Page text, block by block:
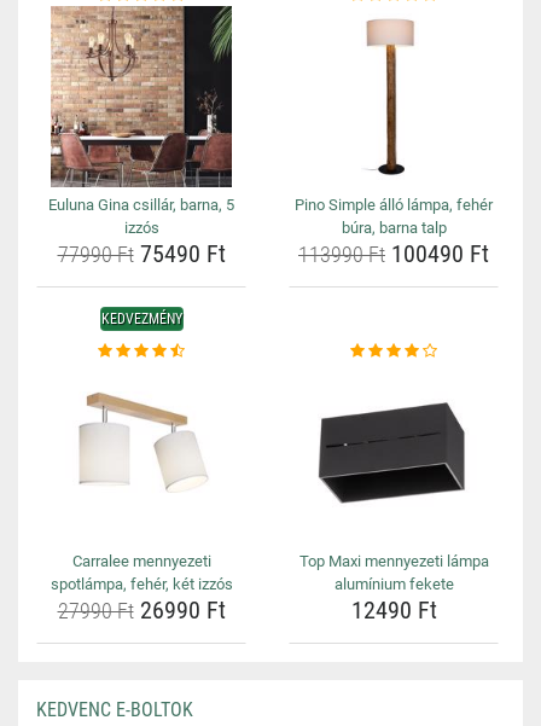
Euluna Gina csillár, barna, 5
izzós
77990 Ft75490 Ft
Pino Simple álló lámpa, fehér
búra, barna talp
113990 Ft 100490 Ft
KEDVEZMÉNY
Carralee mennyezeti
spotlámpa, fehér, két izzós
27990 Ft26990 Ft
Top Maxi mennyezeti lámpa
alumínium fekete
12490 Ft
KEDVENC E-BOLTOK